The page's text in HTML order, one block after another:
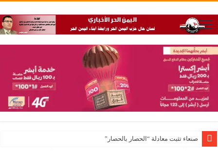
صنعاء تثبت معادلة “الحصار بالحصار”